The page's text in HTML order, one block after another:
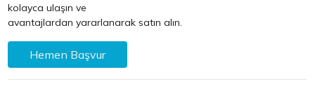
kolayca ulaşın ve
avantajlardan yararlanarak satın alın.
Hemen Başvur